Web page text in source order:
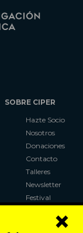
×
SOBRE CIPER
Hazte Socio
Nosotros
Donaciones
Contacto
Talleres
Newsletter
Festival